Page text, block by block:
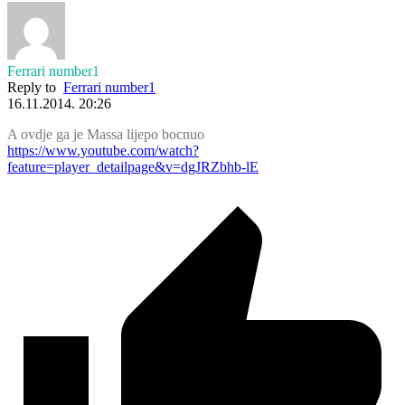
Ferrari number1
Reply to Ferrari number1
16.11.2014. 20:26
A ovdje ga je Massa lijepo bocnuo
https://www.youtube.com/watch?
feature=player_detailpage&v=dgJRZbhb-lE